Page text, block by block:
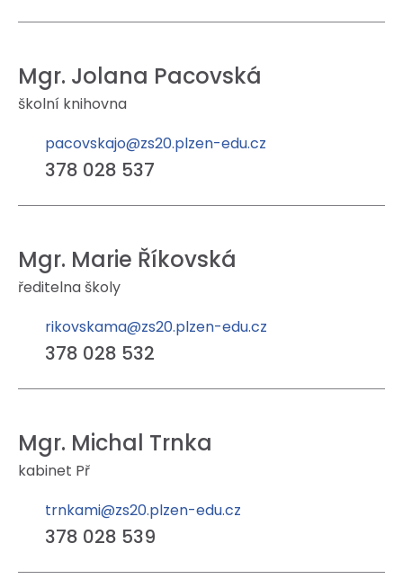
Mgr. Jolana Pacovská
školní knihovna
pacovskajo@zs20.plzen-edu.cz
378 028 537
Mgr. Marie Říkovská
ředitelna školy
rikovskama@zs20.plzen-edu.cz
378 028 532
Mgr. Michal Trnka
kabinet Př
trnkami@zs20.plzen-edu.cz
378 028 539